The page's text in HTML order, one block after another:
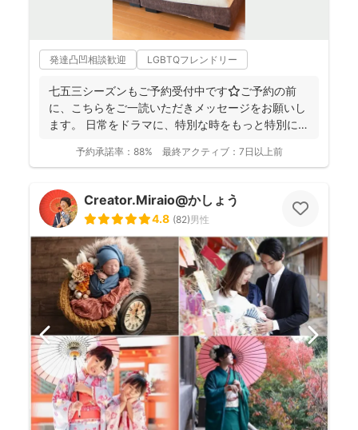
発達凸凹相談歓迎 LGBTQフレンドリー
七五三シーズンもご予約受付中です⭐️ご予約の前
に、こちらをご一読いただきメッセージをお願いし
ます。 日常をドラマに、特別な時をもっと特別に
予約承諾率： 88% 最終アクティブ： 7日以上前
Creator.Miraio@かしょう
4.8 (82)男性